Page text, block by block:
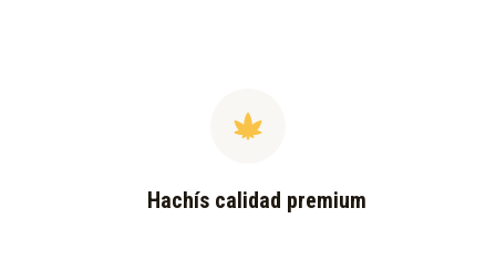
Hachís calidad premium